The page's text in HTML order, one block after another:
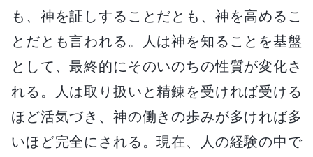
も、神を証しすることだとも、神を高めるこ
とだとも言われる。人は神を知ることを基盤
として、最終的にそのいのちの性質が変化さ
れる。人は取り扱いと精錬を受ければ受ける
ほど活気づき、神の働きの歩みが多ければ多
いほど完全にされる。現在、人の経験の中で